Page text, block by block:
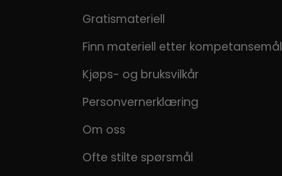
Gratismateriell
Finn materiell etter kompetansemål
Kjøps- og bruksvilkår
Personvernerklæring
Om oss
Ofte stilte spørsmål